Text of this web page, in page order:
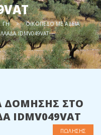
ΓΗ >
ΟΙΚΌΠΕΔΟ ΜΕ ΆΔΕΙΑ
IDMV049VAT
ΔΌΜΗΣΗΣ ΣΤΟ
IDMV049VAT
ΠΩΛΗΣΗΣ